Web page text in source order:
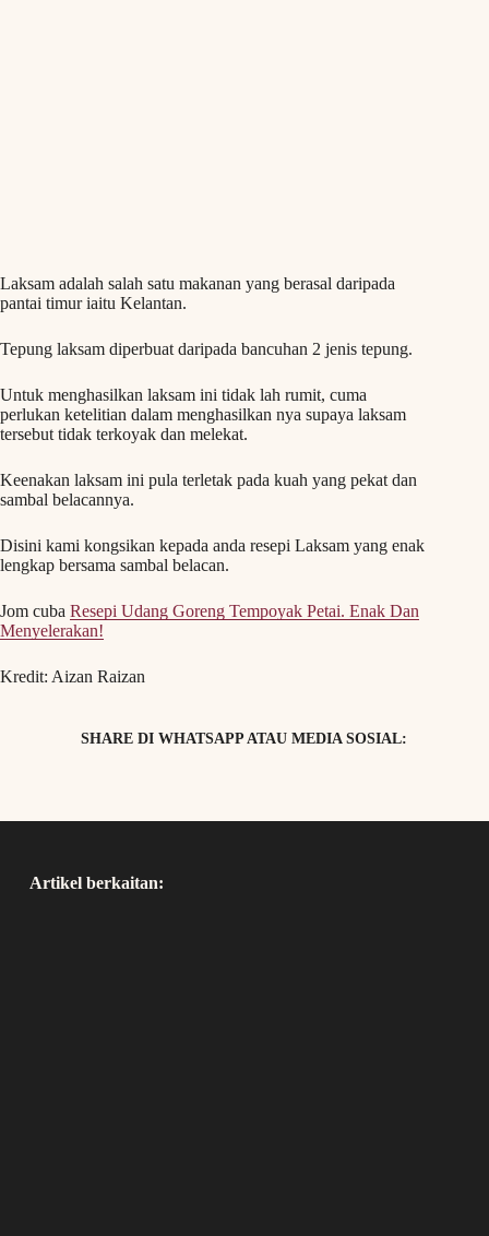
Laksam adalah salah satu makanan yang berasal daripada
pantai timur iaitu Kelantan.
Tepung laksam diperbuat daripada bancuhan 2 jenis tepung.
Untuk menghasilkan laksam ini tidak lah rumit, cuma
perlukan ketelitian dalam menghasilkan nya supaya laksam
tersebut tidak terkoyak dan melekat.
Keenakan laksam ini pula terletak pada kuah yang pekat dan
sambal belacannya.
Disini kami kongsikan kepada anda resepi Laksam yang enak
lengkap bersama sambal belacan.
Jom cuba Resepi Udang Goreng Tempoyak Petai. Enak Dan
Menyelerakan!
Kredit: Aizan Raizan
SHARE DI WHATSAPP ATAU MEDIA SOSIAL:
Artikel berkaitan: